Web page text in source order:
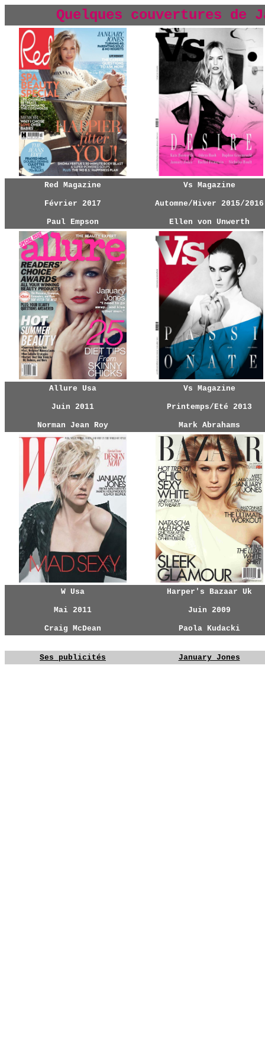
Quelques couvertures de
Red Magazine
Février 2017
Paul Empson
Vs Magazine
Automne/Hiver 2015/2016
Ellen von Unwerth
Allure Usa
Juin 2011
Norman Jean Roy
Vs Magazine
Printemps/Eté 2013
Mark Abrahams
W Usa
Mai 2011
Craig McDean
Harper's Bazaar Uk
Juin 2009
Paola Kudacki
Ses publicités January Jones